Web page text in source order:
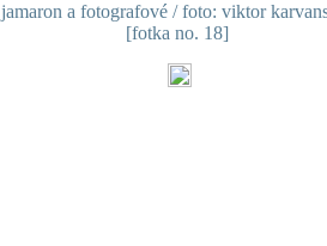
jamaron a fotografové / foto: viktor
[fotka no. 18]